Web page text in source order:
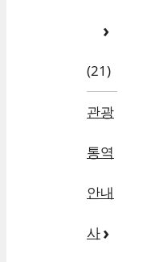
(21)
관광
통역
안내
사